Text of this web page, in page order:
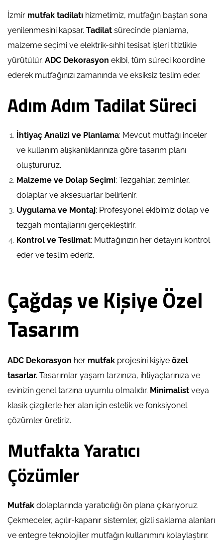
İzmir mutfak tadilatı hizmetimiz, mutfağın baştan sona
yenilenmesini kapsar. Tadilat sürecinde planlama,
malzeme seçimi ve elektrik-sıhhi tesisat işleri titizlikle
yürütülür. ADC Dekorasyon ekibi, tüm süreci koordine
ederek mutfağınızı zamanında ve eksiksiz teslim eder.
Adım Adım Tadilat Süreci
İhtiyaç Analizi ve Planlama: Mevcut mutfağı inceler
ve kullanım alışkanlıklarınıza göre tasarım planı
oluştururuz.
Malzeme ve Dolap Seçimi: Tezgahlar, zeminler,
dolaplar ve aksesuarlar belirlenir.
Uygulama ve Montaj: Profesyonel ekibimiz dolap ve
tezgah montajlarını gerçekleştirir.
Kontrol ve Teslimat: Mutfağınızın her detayını kontrol
eder ve teslim ederiz.
Çağdaş ve Kişiye Özel
Tasarım
ADC Dekorasyon her mutfak projesini kişiye özel
tasarlar. Tasarımlar yaşam tarzınıza, ihtiyaçlarınıza ve
evinizin genel tarzına uyumlu olmalıdır. Minimalist veya
klasik çizgilerle her alan için estetik ve fonksiyonel
çözümler üretiriz.
Mutfakta Yaratıcı
Çözümler
Mutfak dolaplarında yaratıcılığı ön plana çıkarıyoruz.
Çekmeceler, açılır-kapanır sistemler, gizli saklama alanları
ve entegre teknolojiler mutfağın kullanımını kolaylaştırır.